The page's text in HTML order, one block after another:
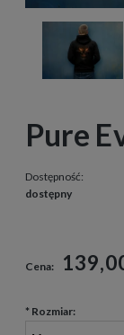
Pure
Dostępność:
dostępny
Cena:
* Rozmiar: